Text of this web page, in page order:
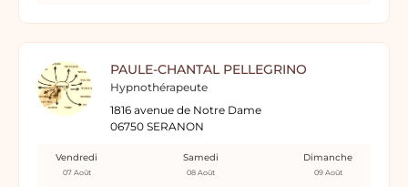
PAULE-CHANTAL PELLEGRINO
Hypnothérapeute
1816 avenue de Notre Dame
06750 SERANON
Vendredi
07 Août
Samedi
08 Août
Dimanche
09 Août